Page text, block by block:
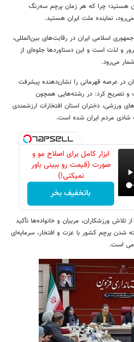
هستید؛ چرا که هر زمان پرچم سه‌رنگ
نماینده ملت ایران هستید.
اسلامی ایران در رقابت‌های بین‌المللی،
و لذت است و این دستاوردها جلوه‌ای از
می‌رود.
در عرصه قهرمانی را نشان‌دهنده پیشرفت
و تصریح کرد: در رشته‌هایی همچون
ورزشی، دختران استان افتخارات ارزشمندی
شادی مردم ایران شده است.
ابزار کامل برای اصلاح مو و
صورت (قیمت رو ببینی باور
نمیکنی!)
باتخفیف بخر
ورزشکاران، مربیان و خانواده‌ها تأکید
شدن پرچم کشور با عزت و افتخار، سرمایه‌ای
است.